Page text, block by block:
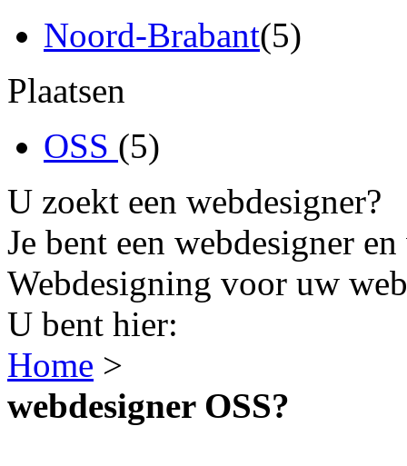
Noord-Brabant(5)
Plaatsen
OSS (5)
U zoekt een webdesigner?
Je bent een webdesigner
Webdesigning voor uw
U bent hier:
Home >
webdesigner OSS?